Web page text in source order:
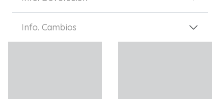
Info. Cambios